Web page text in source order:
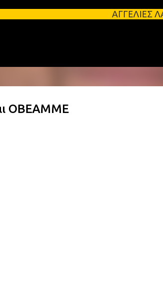
στο κύριο περιεχόμενο
ΑΓΓΕΛΙΕΣ ΛΑΚΩΝΙΑΣ
ΟΒΕΑΜΜΕ